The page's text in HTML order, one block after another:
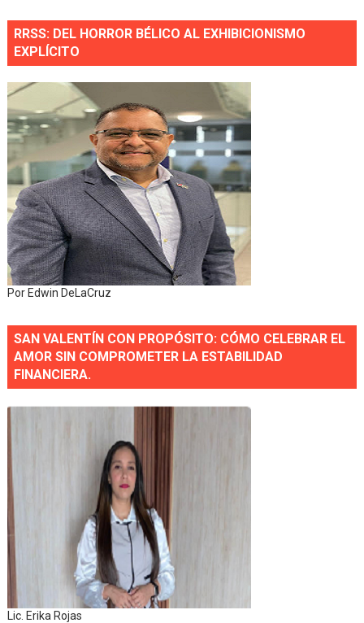
RRSS: DEL HORROR BÉLICO AL EXHIBICIONISMO
EXPLÍCITO
Por Edwin DeLaCruz
SAN VALENTÍN CON PROPÓSITO: CÓMO CELEBRAR EL
AMOR SIN COMPROMETER LA ESTABILIDAD
FINANCIERA.
Lic. Erika Rojas